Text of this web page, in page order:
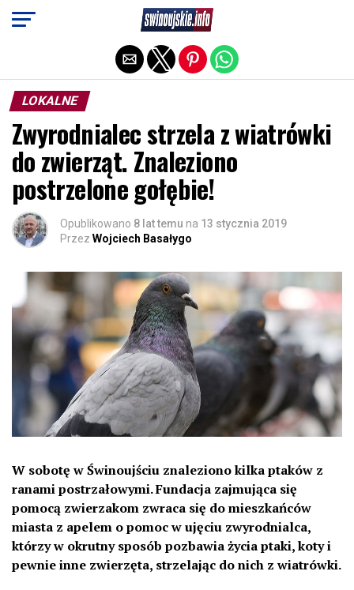
LOKALNE
Zwyrodnialec strzela z wiatrówki
do zwierząt. Znaleziono
postrzelone gołębie!
Opublikowano 8 lat temu na 13 stycznia 2019
Przez Wojciech Basałygo
W sobotę w Świnoujściu znaleziono kilka ptaków z
ranami postrzałowymi. Fundacja zajmująca się
pomocą zwierzakom zwraca się do mieszkańców
miasta z apelem o pomoc w ujęciu zwyrodnialca,
którzy w okrutny sposób pozbawia życia ptaki, koty i
pewnie inne zwierzęta, strzelając do nich z wiatrówki.
Exit mobile version